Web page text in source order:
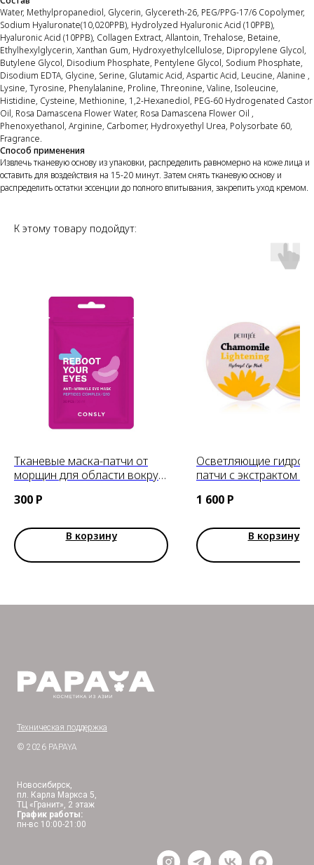
Water, Methylpropanediol, Glycerin, Glycereth-26, PEG/PPG-17/6 Copolymer,
Sodium Hyaluronate(10,020PPB), Hydrolyzed Hyaluronic Acid (10PPB),
Hyaluronic Acid (10PPB), Collagen Extract, Allantoin, Trehalose, Betaine,
Ethylhexylglycerin, Xanthan Gum, Hydroxyethylcellulose, Dipropylene Glycol,
Butylene Glycol, Disodium Phosphate, Pentylene Glycol, Sodium Phosphate,
Disodium EDTA, Glycine, Serine, Glutamic Acid, Aspartic Acid, Leucine, Alanine ,
Lysine, Tyrosine, Phenylalanine, Proline, Threonine, Valine, Isoleucine,
Histidine, Cysteine, Methionine, 1,2-Hexanediol, PEG-60 Hydrogenated Castor
Oil, Rosa Damascena Flower Water, Rosa Damascena Flower Oil ,
Phenoxyethanol, Arginine, Carbomer, Hydroxyethyl Urea, Polysorbate 60,
Fragrance.
Способ применения
Извлечь тканевую основу из упаковки, распределить равномерно на коже лица и
оставить для воздействия на 15-20 минут. Затем снять тканевую основу и
распределить остатки эссенции до полного впитывания, закрепить уход кремом.
К этому товару подойдут:
Тканевые маска-патчи от
морщин для области вокруг
пептидами CONSLY, 30 шт
300 Р
В корзину
Осветляющие
патчи с экстрактом
Lightening Hydrogel
1 600 Р
В корзину
Техническая поддержка
© 2026 PAPAYA
Новосибирск,
пл. Карла Маркса 5,
ТЦ «Гранит», 2 этаж
График работы:
пн-вс 10:00-21:00